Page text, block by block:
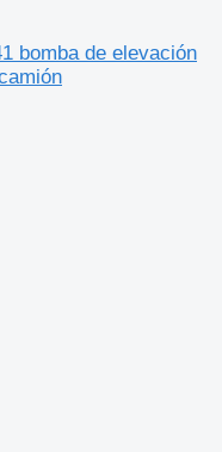
bomba de elevación